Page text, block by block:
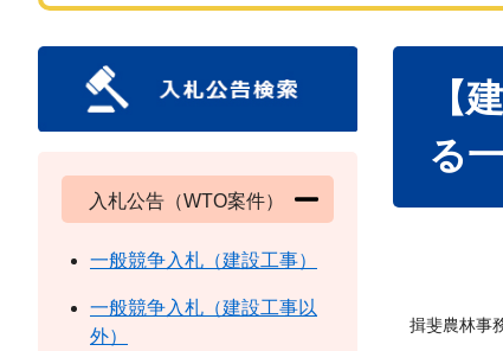
【
る
揖斐農林事
入札公告（WTO案件）
一般競争入札（建設工事）
一般競争入札（建設工事以
外）